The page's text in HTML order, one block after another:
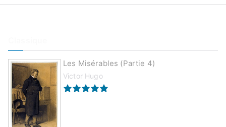
Les Misérables (partie 4)
Victor Hugo